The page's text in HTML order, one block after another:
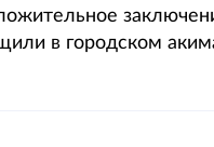
в городском